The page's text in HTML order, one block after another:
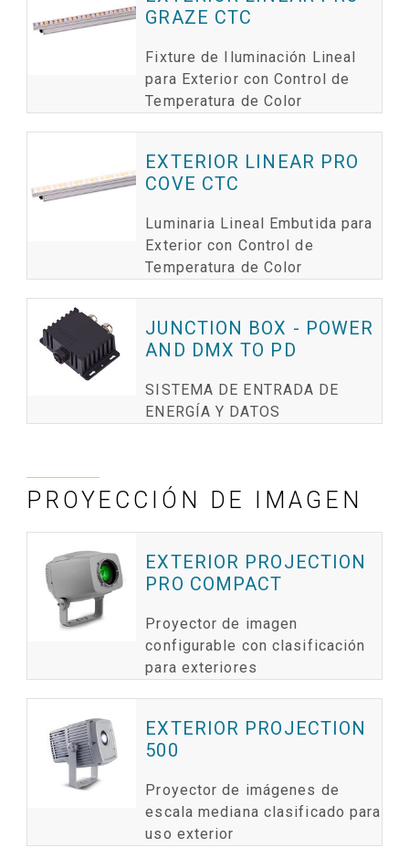
GRAZE CTC
Fixture de Iluminación Lineal
para Exterior con Control de
Temperatura de Color
EXTERIOR LINEAR PRO
COVE CTC
Luminaria Lineal Embutida para
Exterior con Control de
Temperatura de Color
JUNCTION BOX - POWER
AND DMX TO PD
SISTEMA DE ENTRADA DE
ENERGÍA Y DATOS
PROYECCIÓN DE IMAGEN
EXTERIOR PROJECTION
PRO COMPACT
Proyector de imagen
configurable con clasificación
para exteriores
EXTERIOR PROJECTION
500
Proyector de imágenes de
escala mediana clasificado para
uso exterior